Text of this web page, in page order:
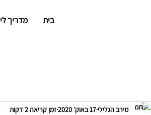
בית מדריך
מירב הגלילי 17 באוק׳ 2020 זמן קריאה 2 דקות